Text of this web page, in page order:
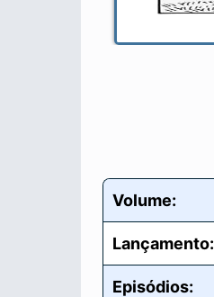
Volume:
Lançamento:
Episódios: